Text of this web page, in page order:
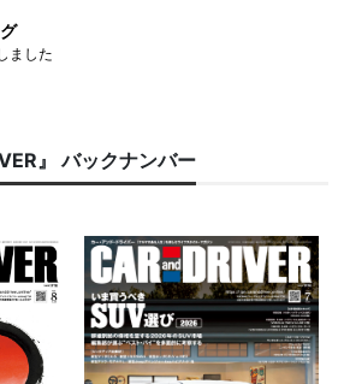
ました
』 バックナンバー